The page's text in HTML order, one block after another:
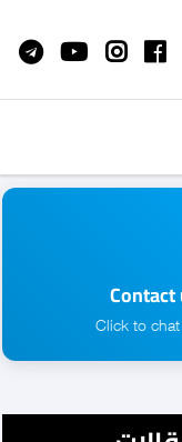
Contact